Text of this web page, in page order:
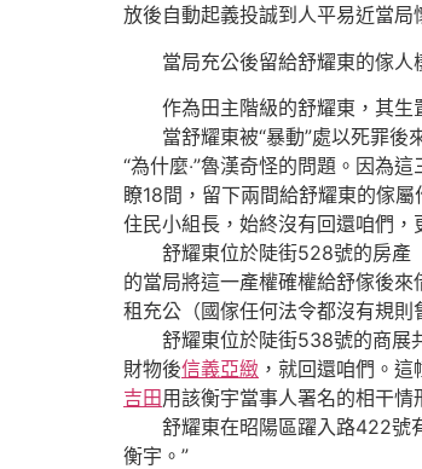
放後自動起義投誠到人平易近當
當局充公後留給舒耀東的傢人
作為田主階級的舒耀東，其生
當舒耀東被“暴動”處以死罪後
“為什麼‧”魯漢奇怪的問題。因
瞭18間，留下兩間給舒耀東的傢
住民小組長，始終沒有回還咱們，
舒耀東位於陡街528號的房產（
的當局將這一產權確權給舒傢後
租充公（國傢任何法令都沒有規
舒耀東位於陡街538號的商展共
財物後信義亞緻 ，就回還咱們。
吉田用該衡宇當事人署名的相干情
舒耀東在昭陽區躍入路422號有
衡宇。”